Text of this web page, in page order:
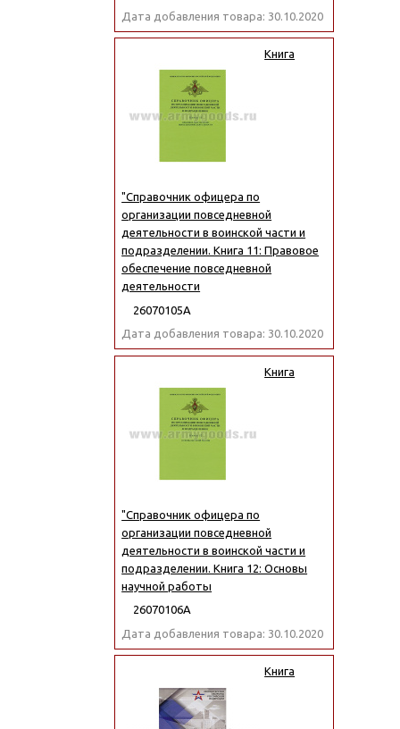
Дата добавления товара: 30.10.2020
Книга
"Справочник офицера по
организации повседневной
деятельности в воинской части и
подразделении. Книга 11: Правовое
обеспечение повседневной
деятельности
26070105А
Дата добавления товара: 30.10.2020
Книга
"Справочник офицера по
организации повседневной
деятельности в воинской части и
подразделении. Книга 12: Основы
научной работы
26070106А
Дата добавления товара: 30.10.2020
Книга